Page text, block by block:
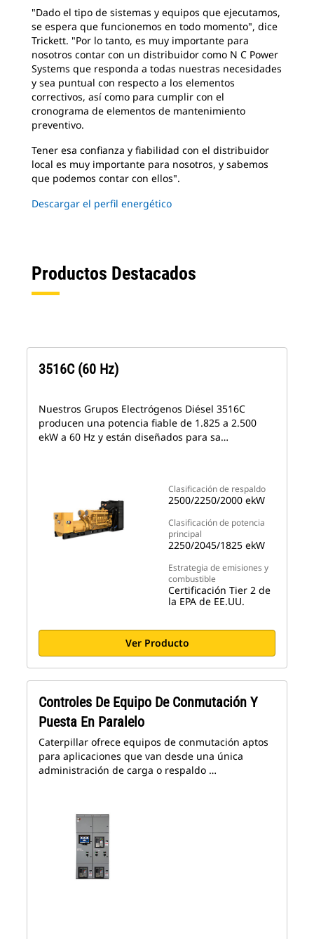
"Dado el tipo de sistemas y equipos que ejecutamos,
se espera que funcionemos en todo momento", dice
Trickett. "Por lo tanto, es muy importante para
nosotros contar con un distribuidor como N C Power
Systems que responda a todas nuestras necesidades
y sea puntual con respecto a los elementos
correctivos, así como para cumplir con el
cronograma de elementos de mantenimiento
preventivo.
Tener esa confianza y fiabilidad con el distribuidor
local es muy importante para nosotros, y sabemos
que podemos contar con ellos".
Descargar el perfil energético
Productos Destacados
Clasificación de respaldo
2500/2250/2000 ekW
Clasificación de potencia
principal
2250/2045/1825 ekW
Estrategia de emisiones y
combustible
Certificación Tier 2 de
la EPA de EE.UU.
3516C (60 Hz)
Nuestros Grupos Electrógenos Diésel 3516C
producen una potencia fiable de 1.825 a 2.500
ekW a 60 Hz y están diseñados para sa…
Ver Producto
Controles De Equipo De Conmutación Y
Puesta En Paralelo
Caterpillar ofrece equipos de conmutación aptos
para aplicaciones que van desde una única
administración de carga o respaldo …